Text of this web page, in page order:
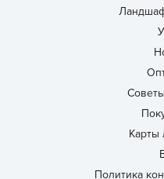
Карты
Политика